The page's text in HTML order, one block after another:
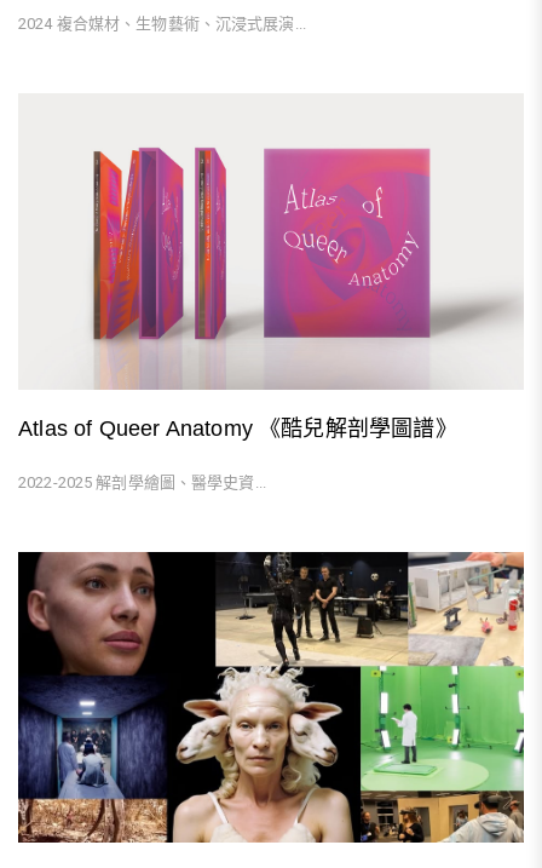
2024 複合媒材、生物藝術、沉浸式展演...
Atlas of Queer Anatomy 《酷兒解剖學圖譜》
2022-2025 解剖學繪圖、醫學史資...